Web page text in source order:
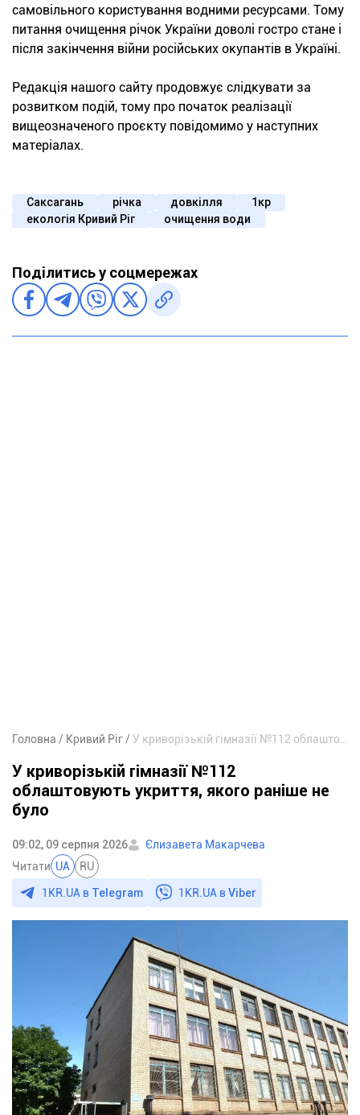
самовільного користування водними ресурсами. Тому
питання очищення річок України доволі гостро стане і
після закінчення війни російських окупантів в Україні.
Редакція нашого сайту продовжує слідкувати за
розвитком подій, тому про початок реалізації
вищеозначеного проєкту повідомимо у наступних
матеріалах.
Саксагань річка довкілля
1кр
екологія Кривий Ріг
очищення води
Поділитись у соцмережах
Головна Кривий Ріг
У криворізькій гімназії №112
облаштовують укриття, якого раніше не
було
09:02, 09 серпня 2026
Єлизавета Макарчева
Читати UA RU
1KR.UA в Telegram 1KR.UA вViber